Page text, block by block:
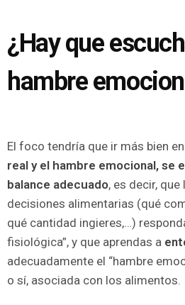
¿Hay que
hambre
El foco tendría que ir más bien
real y el hambre emocional, se
balance adecuado, es decir,
decisiones alimentarias (qué
qué cantidad ingieres,…)
fisiológica”, y que aprendas a
adecuadamente el “hambre
o sí, asociada con los alimentos.